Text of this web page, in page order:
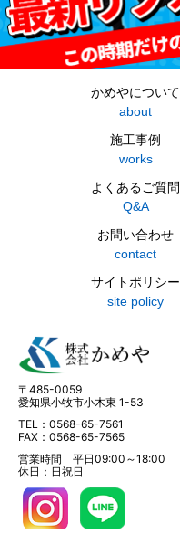
かめやについて
about
施工事例
works
よくあるご質問
Q&A
お問い合わせ
contact
サイトポリシー
site policy
〒485-0059
愛知県小牧市小木東 1-53
TEL：0568-65-7561
FAX：0568-65-7565
営業時間 平日09:00～18:00
休日：日祝日